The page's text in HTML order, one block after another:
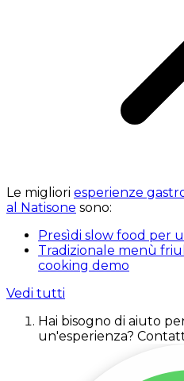
Le migliori esperienze
al Natisone sono:
Presìdi slow food per
Tradizionale menù
cooking demo
Vedi tutti
Hai bisogno di aiuto
un'esperienza?